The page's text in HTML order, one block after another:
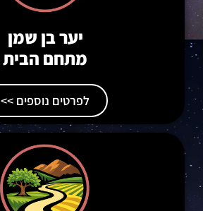
יער בן שמן
מתחם הבית
לפרטים נוספים >>